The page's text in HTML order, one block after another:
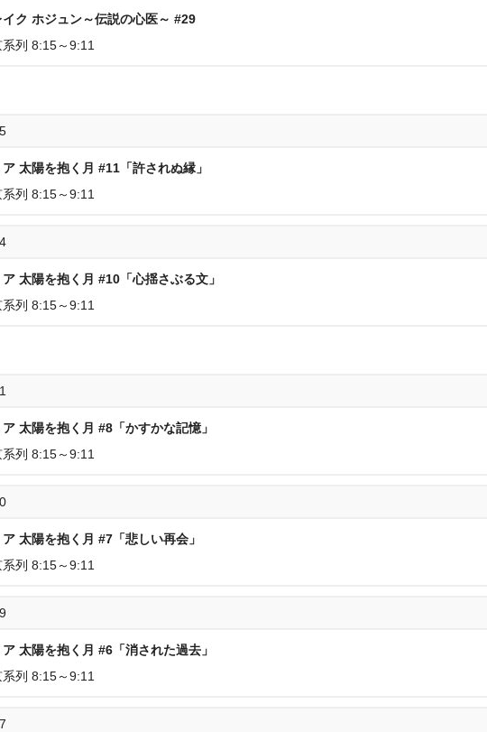
イク ホジュン～伝説の心医～ #29
列 8:15～9:11
太陽を抱く月 #11「許されぬ縁」
列 8:15～9:11
太陽を抱く月 #10「心揺さぶる文」
列 8:15～9:11
太陽を抱く月 #8「かすかな記憶」
列 8:15～9:11
太陽を抱く月 #7「悲しい再会」
列 8:15～9:11
太陽を抱く月 #6「消された過去」
列 8:15～9:11